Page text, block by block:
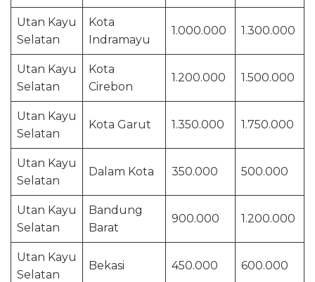
Utan Kayu
Selatan
Kota
Indramayu
1.000.000 1.300.000
Utan Kayu
Selatan
Kota
Cirebon
1.200.000 1.500.000
Utan Kayu
Selatan
Kota Garut 1.350.000 1.750.000
Utan Kayu
Selatan
Dalam Kota 350.000 500.000
Utan Kayu
Selatan
Bandung
Barat
900.000 1.200.000
Utan Kayu
Selatan
Bekasi 450.000 600.000